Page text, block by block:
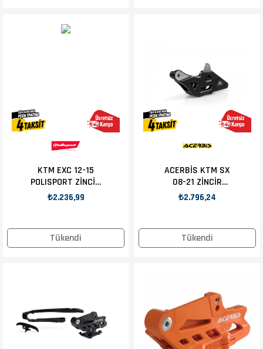
Tükendi
KTM EXC 12-15
POLISPORT ZİNCİR
SLIDER TURUNCU
₺2.236,99
Tükendi
ACERBİS KTM SX
08-21 ZİNCİR
SLIDER SİYAH
₺2.796,24